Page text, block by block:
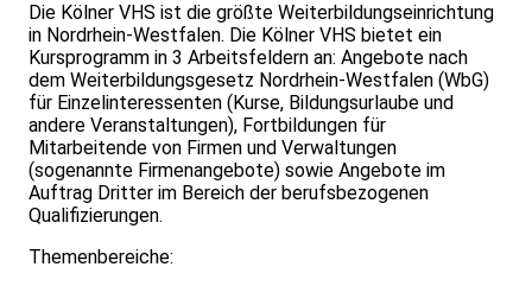
Die Kölner VHS ist die größte Weiterbildungseinrichtung
in Nordrhein-Westfalen. Die Kölner VHS bietet ein
Kursprogramm in 3 Arbeitsfeldern an: Angebote nach
dem Weiterbildungsgesetz Nordrhein-Westfalen (WbG)
für Einzelinteressenten (Kurse, Bildungsurlaube und
andere Veranstaltungen), Fortbildungen für
Mitarbeitende von Firmen und Verwaltungen
(sogenannte Firmenangebote) sowie Angebote im
Auftrag Dritter im Bereich der berufsbezogenen
Qualifizierungen.
Themenbereiche: